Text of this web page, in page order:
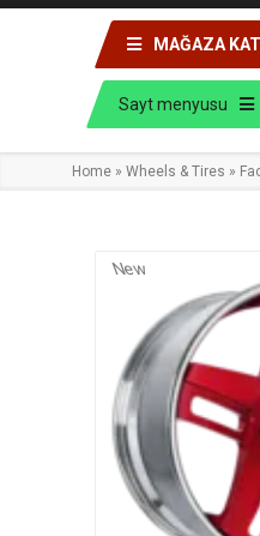
MAĞAZA
Sayt menyusu
Home » Wheels & Tires »
New